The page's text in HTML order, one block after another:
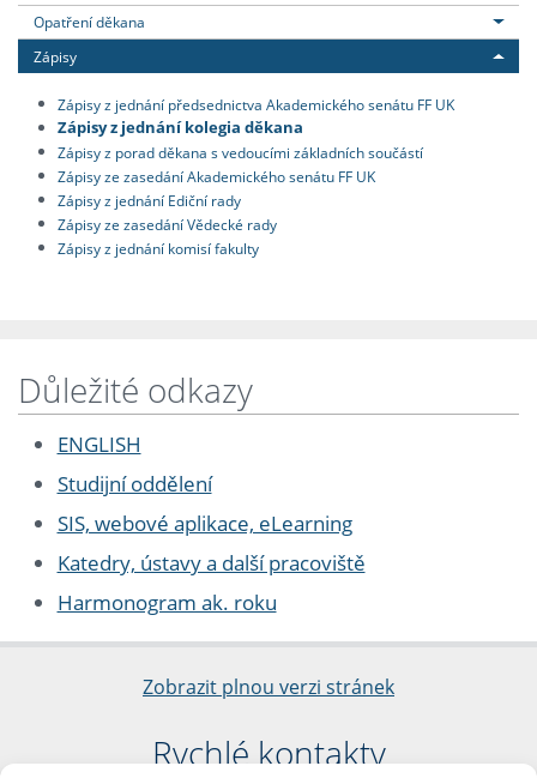
Opatření děkana
Zápisy
Zápisy z jednání předsednictva Akademického senátu FF UK
Zápisy z jednání kolegia děkana
Zápisy z porad děkana s vedoucími základních součástí
Zápisy ze zasedání Akademického senátu FF UK
Zápisy z jednání Ediční rady
Zápisy ze zasedání Vědecké rady
Zápisy z jednání komisí fakulty
Důležité odkazy
ENGLISH
Studijní oddělení
SIS, webové aplikace, eLearning
Katedry, ústavy a další pracoviště
Harmonogram ak. roku
Zobrazit plnou verzi stránek
Rychlé kontakty